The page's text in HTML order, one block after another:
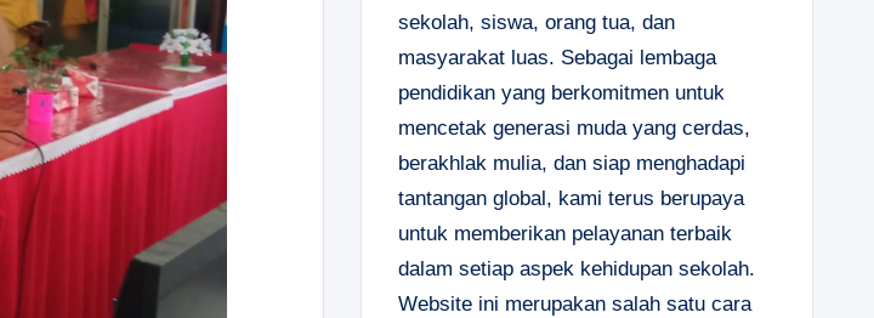
sekolah, siswa, orang tua, dan
masyarakat luas. Sebagai lembaga
pendidikan yang berkomitmen untuk
mencetak generasi muda yang cerdas,
berakhlak mulia, dan siap menghadapi
tantangan global, kami terus berupaya
untuk memberikan pelayanan terbaik
dalam setiap aspek kehidupan sekolah.
Website ini merupakan salah satu cara